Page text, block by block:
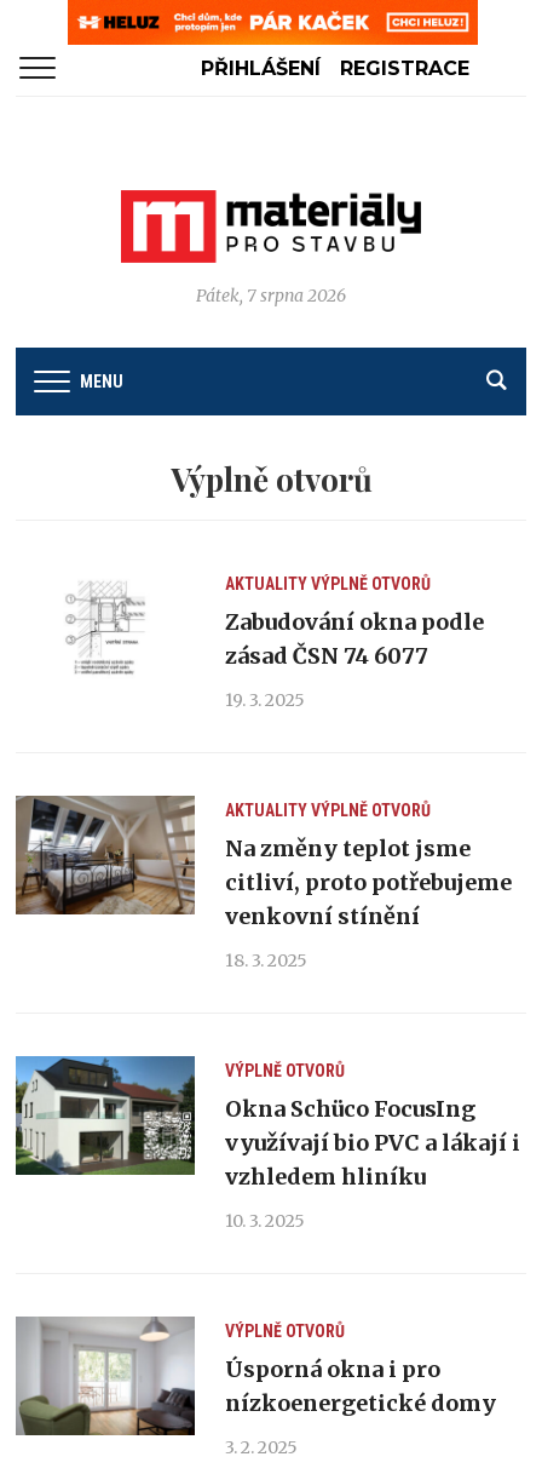
PŘIHLÁŠENÍ REGISTRACE
Pátek, 7 srpna 2026
MENU
Výplně otvorů
AKTUALITYVÝPLNĚ OTVORŮ
Zabudování okna podle
zásad ČSN 74 6077
19. 3. 2025
AKTUALITYVÝPLNĚ OTVORŮ
Na změny teplot jsme
citliví, proto potřebujeme
venkovní stínění
18. 3. 2025
VÝPLNĚ OTVORŮ
Okna Schüco FocusIng
využívají bio PVC a lákají i
vzhledem hliníku
10. 3. 2025
VÝPLNĚ OTVORŮ
Úsporná okna i pro
nízkoenergetické domy
3. 2. 2025